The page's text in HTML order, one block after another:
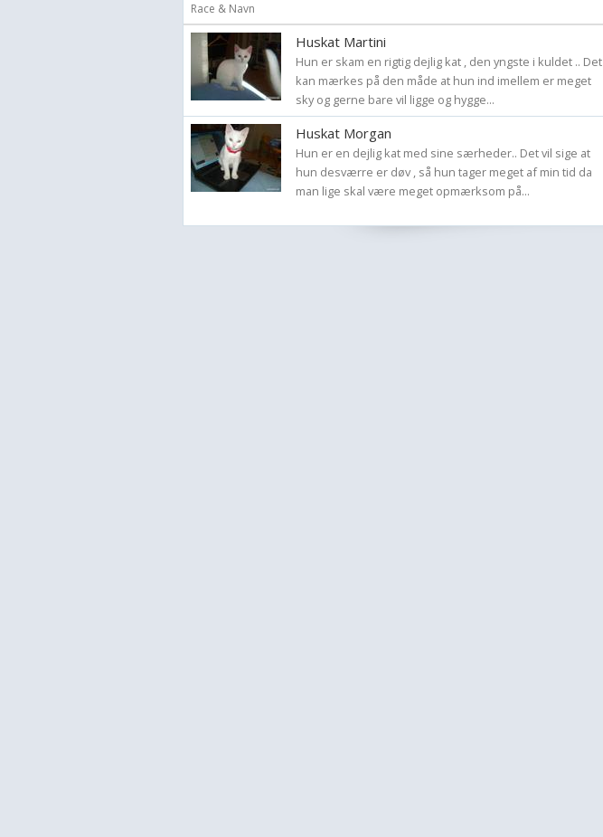
Race & Navn
Huskat Martini
Hun er skam en rigtig dejlig kat , den yngste i kuldet .. Det
kan mærkes på den måde at hun ind imellem er meget
sky og gerne bare vil ligge og hygge...
Huskat Morgan
Hun er en dejlig kat med sine særheder.. Det vil sige at
hun desværre er døv , så hun tager meget af min tid da
man lige skal være meget opmærksom på...